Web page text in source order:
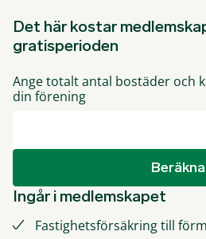
Det här kostar
gratisperioden
Ange totalt antal bostäder och
din förening
Beräkna
Ingår i medlemskapet
Fastighetsförsäkring till